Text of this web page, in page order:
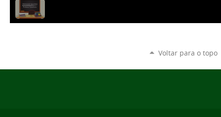
Voltar para o topo